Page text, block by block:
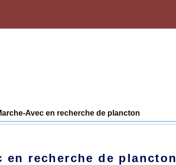
Avec en recherche de plancton
en recherche de plancton